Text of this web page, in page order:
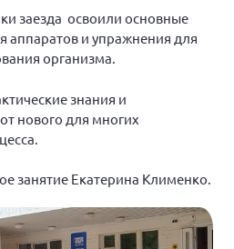
И.В.
Л.В.
2026
2025
2023
заезда освоили основные
аппаратов и упражнения для
организма.
знания и
нового для многих
занятие Екатерина Клименко.